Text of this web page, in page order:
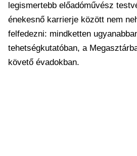
legismertebb előadóművész
énekesnő karrierje között nem
felfedezni: mindketten
tehetségkutatóban, a
követő évadokban.